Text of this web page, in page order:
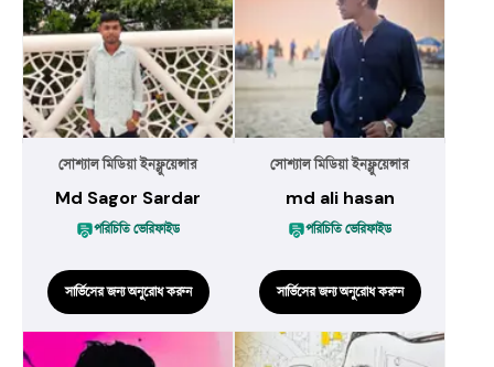
সোশ্যাল মিডিয়া ইনফ্লুয়েন্সার
Md Sagor Sardar
পরিচিতি ভেরিফাইড
সার্ভিসের জন্য অনুরোধ করুন
সোশ্যাল মিডিয়া ইনফ্লুয়েন্সার
md ali hasan
পরিচিতি ভেরিফাইড
সার্ভিসের জন্য অনুরোধ করুন